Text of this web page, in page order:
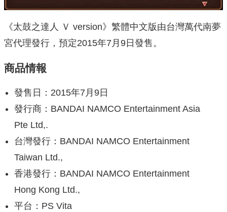
《太鼓之達人 Ｖ version》繁體中文版由台灣萬代南夢
宮代理發行，預定2015年7月9日發售。
商品情報
發售日：2015年7月9日
發行商：BANDAI NAMCO Entertainment Asia
Pte Ltd,.
台灣發行：BANDAI NAMCO Entertainment
Taiwan Ltd.,
香港發行：BANDAI NAMCO Entertainment
Hong Kong Ltd.,
平台：PS Vita